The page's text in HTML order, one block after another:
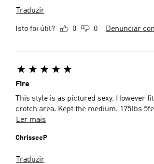
Traduzir
Isto foi útil? 0 0 Denunciar
Fire
This style is as pictured sexy.
crotch area. Kept the medium. 175lbs
Ler mais
ChrisseeP
Traduzir